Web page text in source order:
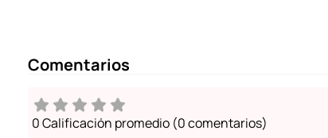
Comentarios
0 Calificación promedio (0 comentarios)